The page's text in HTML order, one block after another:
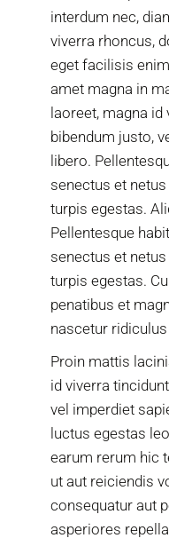
interdum nec,
viverra rhoncus,
eget facilisis
amet magna in
laoreet, magna
bibendum justo,
libero.
senectus et
turpis egestas.
Pellentesque
senectus et
turpis egestas.
penatibus et
nascetur
Proin mattis
id viverra
vel imperdiet
luctus egestas
earum rerum hic
ut aut reiciendis
consequatur aut
asperiores